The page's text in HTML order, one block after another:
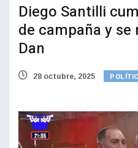
Diego Santilli
de campaña y
Dan
28 octubre, 2025